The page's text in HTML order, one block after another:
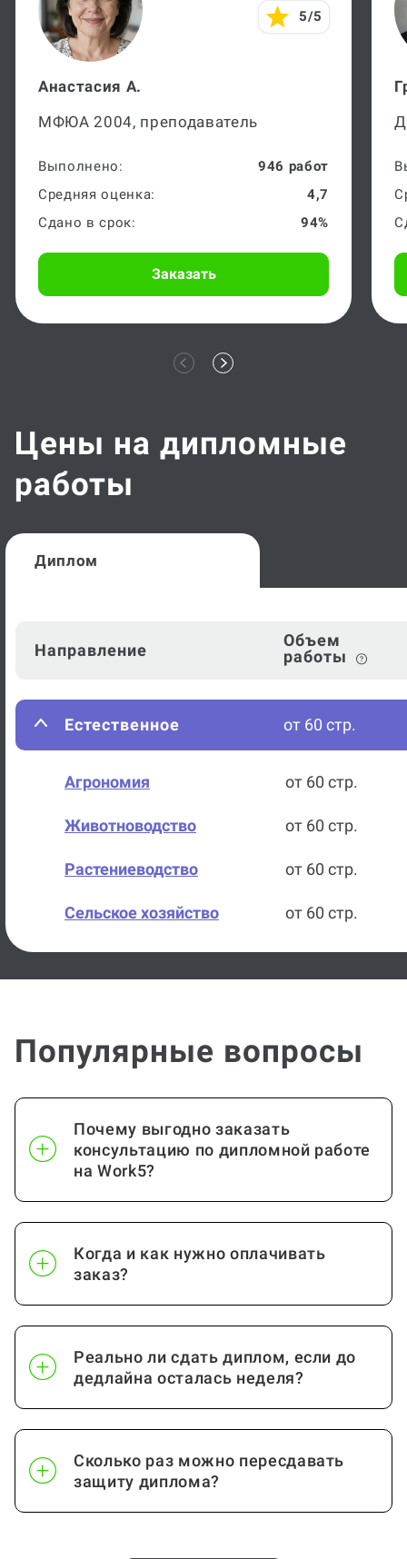
5/5
Анастасия А.
МФЮА 2004, преподаватель
Выполнено:
946 работ
Средняя оценка:
4,7
Сдано в срок:
94%
Заказать
Цены на дипломные
работы
Диплом
Направление
Объем
работы
Естественное от 60 стр.
Агрономия от 60 стр.
Животноводство от 60 стр.
Растениеводство от 60 стр.
Сельское хозяйство от 60 стр.
Археология от 60 стр.
Биоинженерия от 60 стр.
Биотехнические системы и
технологии
от 60 стр.
Биотехнология от 60 стр.
Посмотреть ещё
Популярные вопросы
Почему выгодно заказать
консультацию по дипломной работе
на Work5?
Когда и как нужно оплачивать
заказ?
Реально ли сдать диплом, если до
дедлайна осталась неделя?
Сколько раз можно пересдавать
защиту диплома?